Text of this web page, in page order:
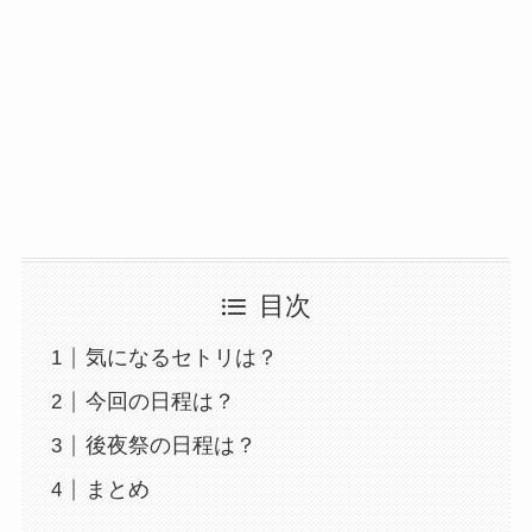
目次
気になるセトリは？
今回の日程は？
後夜祭の日程は？
まとめ